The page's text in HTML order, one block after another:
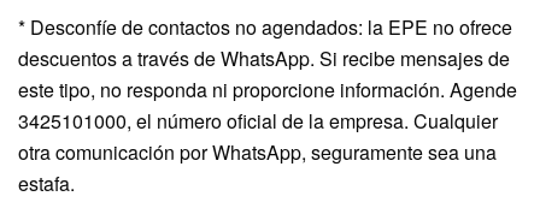
* Desconfíe de contactos no agendados: la EPE no ofrece
descuentos a través de WhatsApp. Si recibe mensajes de
este tipo, no responda ni proporcione información. Agende
3425101000, el número oficial de la empresa. Cualquier
otra comunicación por WhatsApp, seguramente sea una
estafa.